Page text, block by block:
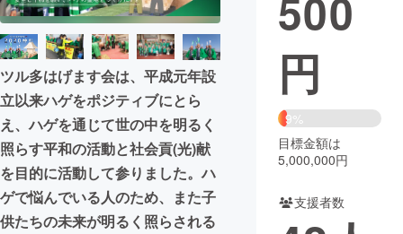
ビジネス・起業 チャレンジ
まちづくり・地域活性化
CAMPFIRE for Social Good
CAMPFIRE Creation
CAMPFIREふるさと納税machi-ya コミュニティ
ツル多はげます会は、平成元年設
立以来ハゲをポジティブにとら
え、ハゲを通じて世の中を明るく
照らす平和の活動と社会貢(光)献
を目的に活動して参りました。ハ
ゲで悩んでいる人のため、また子
供たちの未来が明るく照らされる
円
9%
目標金額は
5,000,000円
支援者数